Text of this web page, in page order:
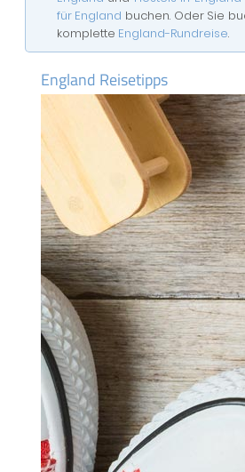
für England buchen. Oder Sie
komplette England-Rundreise.
England Reisetipps